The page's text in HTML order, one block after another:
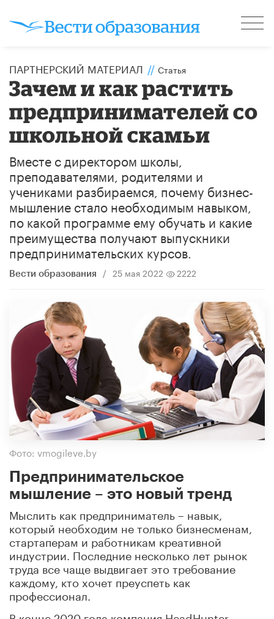
ПАРТНЕРСКИЙ МАТЕРИАЛ // Статья
Зачем и как растить
предпринимателей со
школьной скамьи
Вместе с директором школы,
преподавателями, родителями и
учениками разбираемся, почему бизнес-
мышление стало необходимым навыком,
по какой программе ему обучать и какие
преимущества получают выпускники
предпринимательских курсов.
Вести образования / 25 мая 2022 2222
Фото: vmogileve.by
Предпринимательское
мышление – это новый тренд
Мыслить как предприниматель – навык,
который необходим не только бизнесменам,
стартаперам и работникам креативной
индустрии. Последние несколько лет рынок
труда все чаще выдвигает это требование
каждому, кто хочет преуспеть как
профессионал.